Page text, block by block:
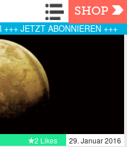
Navigation
SHOP
JETZT ABONNIEREN +++
29. Januar 2016
2 Likes